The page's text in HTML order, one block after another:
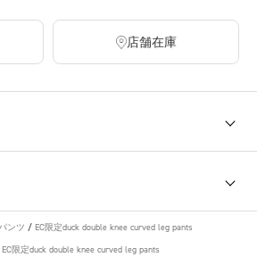
店舗在庫
ンツ / EC限定duck double knee curved leg pants
EC限定duck double knee curved leg pants